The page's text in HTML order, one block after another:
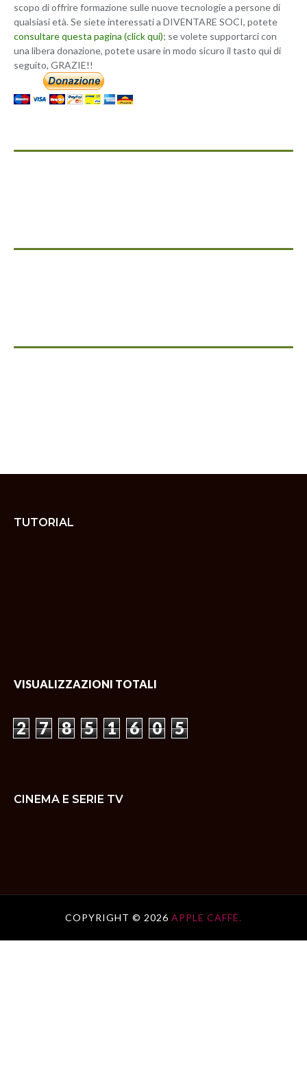
scopo di offrire formazione sulle nuove tecnologie a persone di
qualsiasi età. Se siete interessati a DIVENTARE SOCI, potete
consultare questa pagina (click qui); se volete supportarci con
una libera donazione, potete usare in modo sicuro il tasto qui di
seguito, GRAZIE!!
TUTORIAL
VISUALIZZAZIONI TOTALI
2 7 8 5 1 6 0 5
CINEMA E SERIE TV
COPYRIGHT © 2026 APPLE CAFFÈ.